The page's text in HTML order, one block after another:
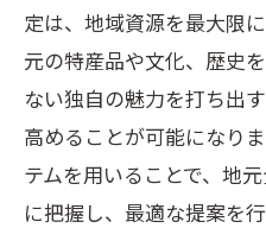
定は、地域資源を最大限
元の特産品や文化、歴史
ない独自の魅力を打ち出
高めることが可能になり
テムを用いることで、地
に把握し、最適な提案を